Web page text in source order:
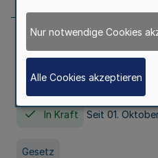
Gesetz über die
Nordrhein-
HG)
In Kraft Seit 01.
Gesetz
Nur notwendige Cookies
Alle Cookies akzeptieren